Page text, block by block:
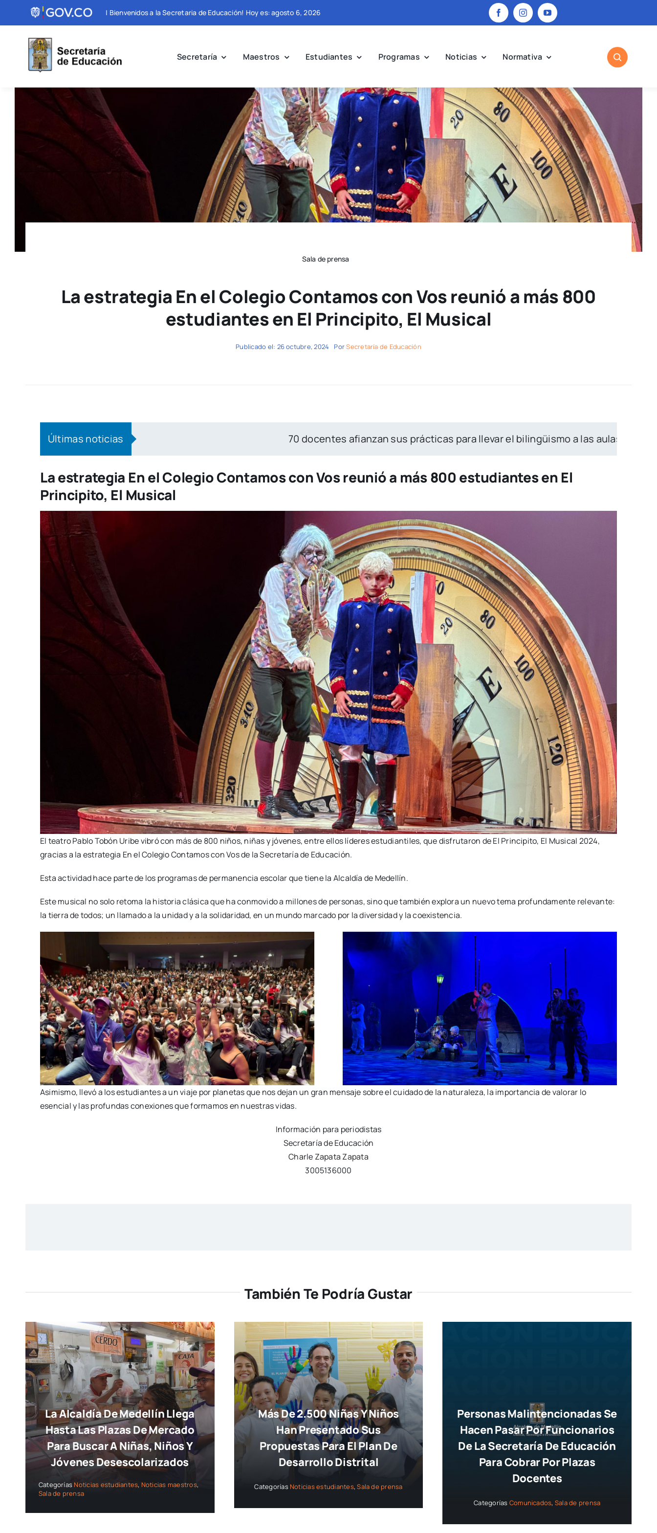
| Bienvenidos a la Secretaria de Educación! Hoy es: agosto 6, 2026
Secretaría Maestros Estudiantes Programas Noticias Normativa
Sala de prensa
La estrategia En el Colegio Contamos con Vos reunió a más 800
estudiantes en El Principito, El Musical
Publicado el: 26 octubre, 2024 PorSecretaría de Educación
Últimas noticias 70 docentes afianzan sus prácticas para llevar el bilingüismo a las aulas rurales de Medellín | Con
La estrategia En el Colegio Contamos con Vos reunió a más 800 estudiantes en El
Principito, El Musical
El teatro Pablo Tobón Uribe vibró con más de 800 niños, niñas y jóvenes, entre ellos líderes estudiantiles, que disfrutaron de El Principito, El Musical 2024,
gracias a la estrategia En el Colegio Contamos con Vos de la Secretaría de Educación.
Esta actividad hace parte de los programas de permanencia escolar que tiene la Alcaldía de Medellín.
Este musical no solo retoma la historia clásica que ha conmovido a millones de personas, sino que también explora un nuevo tema profundamente relevante:
la tierra de todos; un llamado a la unidad y a la solidaridad, en un mundo marcado por la diversidad y la coexistencia.
Asimismo, llevó a los estudiantes a un viaje por planetas que nos dejan un gran mensaje sobre el cuidado de la naturaleza, la importancia de valorar lo
esencial y las profundas conexiones que formamos en nuestras vidas.
Información para periodistas
Secretaría de Educación
Charle Zapata Zapata
3005136000
También Te Podría Gustar
La Alcaldía De Medellín Llega
Hasta Las Plazas De Mercado
Para Buscar A Niñas, Niños Y
Jóvenes Desescolarizados
Categorías Noticias estudiantes, Noticias maestros,
Sala de prensa
Más De 2.500 Niñas Y Niños
Han Presentado Sus
Propuestas Para El Plan De
Desarrollo Distrital
Categorías Noticias estudiantes,Sala de prensa
Personas Malintencionadas Se
Hacen Pasar Por Funcionarios
De La Secretaría De Educación
Para Cobrar Por Plazas
Docentes
Categorías Comunicados, Sala de prensa